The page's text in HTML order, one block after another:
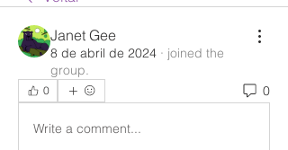
Janet Gee
8 de abril de 2024 · joined the
group.
0 0
Write a comment...